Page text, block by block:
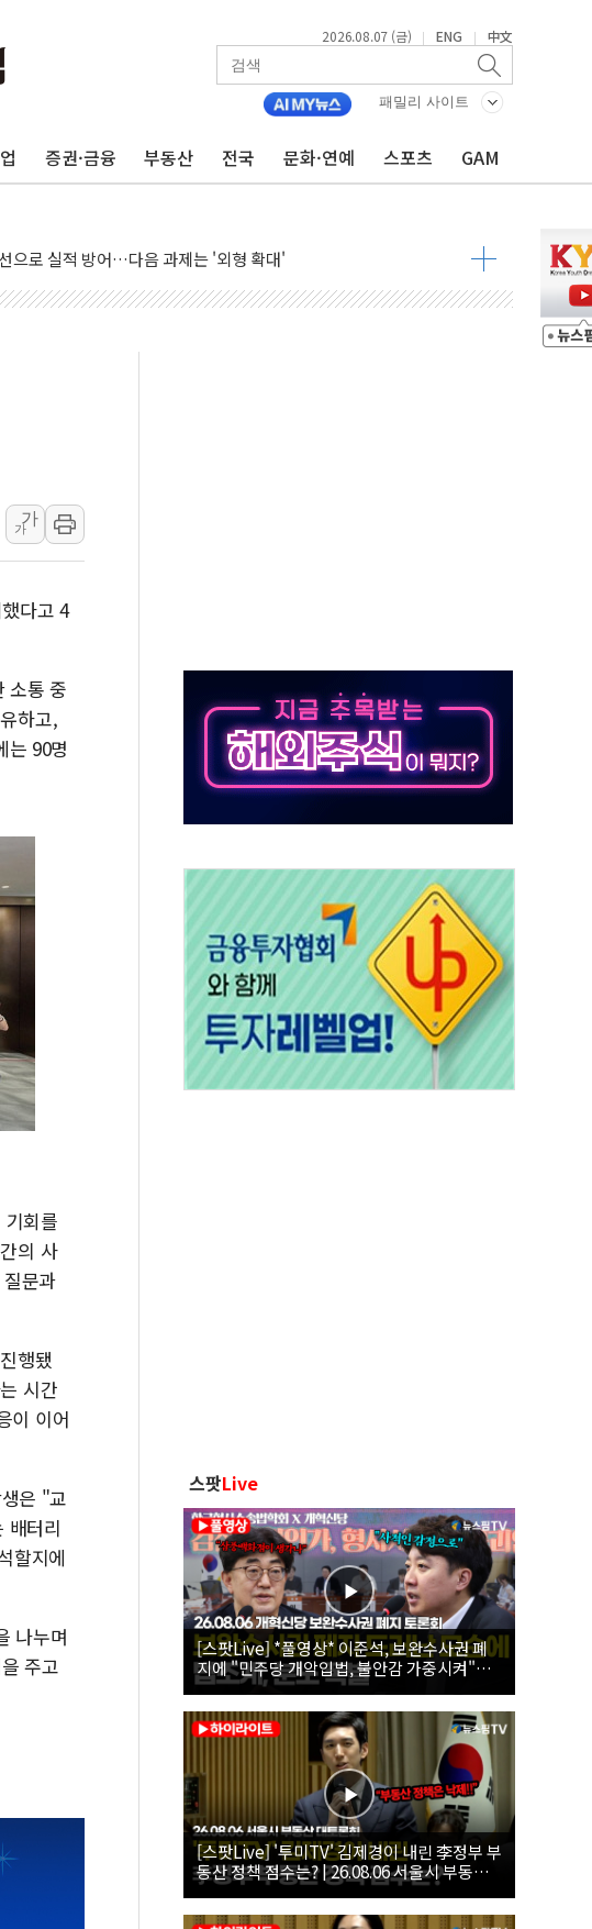
2026.08.07 (금) | ENG | 中文
패밀리 사이트
증권·금융 부동산 전국 문화·연예 스포츠 GAM
권 차단' 행정명령 서명…출생시민권 제한 재시동
으로 실적 방어…다음 과제는 '외형 확대'
주 1주택자 귀환 조짐에 전월세시장 '긴장'
즈 해협 통항 제한 검토에 유가 3% 급등…금값 보합
담에 하락…다우 5거래일 랠리 '마침표'
7일(금)
위·세미나·기자회견·주요 정당 - 8월 7일
소화하며 대부분 상승… "2분기 기업 순이익 21% 증가" 전망
리서 젠슨 황 재회…로봇·AI 데이터센터·모빌리티 구체화
주...모더나·아이온큐·도어대시↑ VS 샌디스크·피그마·앱러빈↓
N% 성과급 반대…상법·자본시장법 개정 논의"
주가선물 AI주 차익실현 속 혼조세...웨스턴디지털·샌디스크↓
탄도미사일 발사에 긴급 안보 점검회의
가
가
다고 4
소통 중
하고,
는 90명
회를
의 사
문과
행됐
시간
이 이어
은 "교
배터리
할지에
나누며
주고
스팟Live
[스팟Live] *풀영상* 이준석, 보완수사권 폐
지에 "민주당 개악입법, 불안감 가중시켜"｜
26.08.06 개혁신당 보완수사권 폐지 토론회
[스팟Live] '투미TV' 김제경이 내린 李정부 부
동산 정책 점수는? | 26.08.06 서울시 부동산
대토론회